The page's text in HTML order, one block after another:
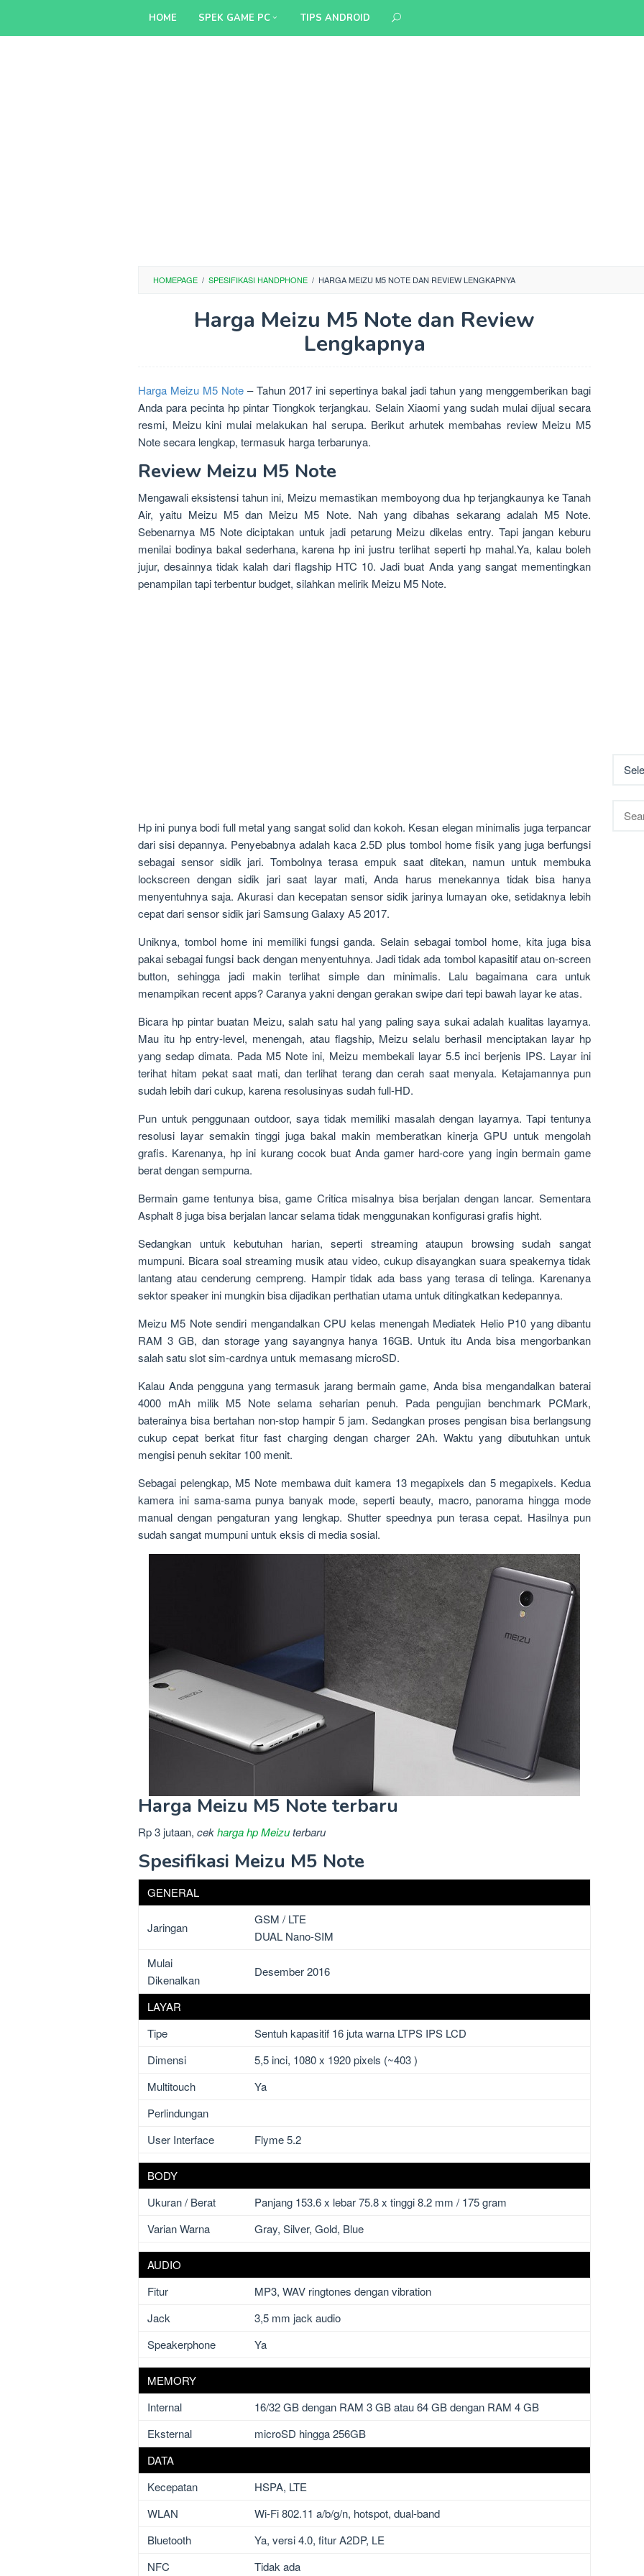
HOME SPEK GAME PC TIPS ANDROID
HOMEPAGE / SPESIFIKASI HANDPHONE / HARGA MEIZU M5 NOTE DAN REVIEW LENGKAPNYA
Harga Meizu M5 Note dan Review
Lengkapnya
Harga Meizu M5 Note – Tahun 2017 ini sepertinya bakal jadi tahun yang menggemberikan bagi
Anda para pecinta hp pintar Tiongkok terjangkau. Selain Xiaomi yang sudah mulai dijual secara
resmi, Meizu kini mulai melakukan hal serupa. Berikut arhutek membahas review Meizu M5
Note secara lengkap, termasuk harga terbarunya.
Review Meizu M5 Note
Mengawali eksistensi tahun ini, Meizu memastikan memboyong dua hp terjangkaunya ke Tanah
Air, yaitu Meizu M5 dan Meizu M5 Note. Nah yang dibahas sekarang adalah M5 Note.
Sebenarnya M5 Note diciptakan untuk jadi petarung Meizu dikelas entry. Tapi jangan keburu
menilai bodinya bakal sederhana, karena hp ini justru terlihat seperti hp mahal.Ya, kalau boleh
jujur, desainnya tidak kalah dari flagship HTC 10. Jadi buat Anda yang sangat mementingkan
penampilan tapi terbentur budget, silahkan melirik Meizu M5 Note.
Hp ini punya bodi full metal yang sangat solid dan kokoh. Kesan elegan minimalis juga terpancar
dari sisi depannya. Penyebabnya adalah kaca 2.5D plus tombol home fisik yang juga berfungsi
sebagai sensor sidik jari. Tombolnya terasa empuk saat ditekan, namun untuk membuka
lockscreen dengan sidik jari saat layar mati, Anda harus menekannya tidak bisa hanya
menyentuhnya saja. Akurasi dan kecepatan sensor sidik jarinya lumayan oke, setidaknya lebih
cepat dari sensor sidik jari Samsung Galaxy A5 2017.
Uniknya, tombol home ini memiliki fungsi ganda. Selain sebagai tombol home, kita juga bisa
pakai sebagai fungsi back dengan menyentuhnya. Jadi tidak ada tombol kapasitif atau on-screen
button, sehingga jadi makin terlihat simple dan minimalis. Lalu bagaimana cara untuk
menampikan recent apps? Caranya yakni dengan gerakan swipe dari tepi bawah layar ke atas.
Bicara hp pintar buatan Meizu, salah satu hal yang paling saya sukai adalah kualitas layarnya.
Mau itu hp entry-level, menengah, atau flagship, Meizu selalu berhasil menciptakan layar hp
yang sedap dimata. Pada M5 Note ini, Meizu membekali layar 5.5 inci berjenis IPS. Layar ini
terihat hitam pekat saat mati, dan terlihat terang dan cerah saat menyala. Ketajamannya pun
sudah lebih dari cukup, karena resolusinyas sudah full-HD.
Pun untuk penggunaan outdoor, saya tidak memiliki masalah dengan layarnya. Tapi tentunya
resolusi layar semakin tinggi juga bakal makin memberatkan kinerja GPU untuk mengolah
grafis. Karenanya, hp ini kurang cocok buat Anda gamer hard-core yang ingin bermain game
berat dengan sempurna.
Bermain game tentunya bisa, game Critica misalnya bisa berjalan dengan lancar. Sementara
Asphalt 8 juga bisa berjalan lancar selama tidak menggunakan konfigurasi grafis hight.
Sedangkan untuk kebutuhan harian, seperti streaming ataupun browsing sudah sangat
mumpuni. Bicara soal streaming musik atau video, cukup disayangkan suara speakernya tidak
lantang atau cenderung cempreng. Hampir tidak ada bass yang terasa di telinga. Karenanya
sektor speaker ini mungkin bisa dijadikan perthatian utama untuk ditingkatkan kedepannya.
Meizu M5 Note sendiri mengandalkan CPU kelas menengah Mediatek Helio P10 yang dibantu
RAM 3 GB, dan storage yang sayangnya hanya 16GB. Untuk itu Anda bisa mengorbankan
salah satu slot sim-cardnya untuk memasang microSD.
Kalau Anda pengguna yang termasuk jarang bermain game, Anda bisa mengandalkan baterai
4000 mAh milik M5 Note selama seharian penuh. Pada pengujian benchmark PCMark,
baterainya bisa bertahan non-stop hampir 5 jam. Sedangkan proses pengisan bisa berlangsung
cukup cepat berkat fitur fast charging dengan charger 2Ah. Waktu yang dibutuhkan untuk
mengisi penuh sekitar 100 menit.
Sebagai pelengkap, M5 Note membawa duit kamera 13 megapixels dan 5 megapixels. Kedua
kamera ini sama-sama punya banyak mode, seperti beauty, macro, panorama hingga mode
manual dengan pengaturan yang lengkap. Shutter speednya pun terasa cepat. Hasilnya pun
sudah sangat mumpuni untuk eksis di media sosial.
Harga Meizu M5 Note terbaru
Rp 3 jutaan, cekharga hp Meizuterbaru
Spesifikasi Meizu M5 Note
GENERAL
Jaringan
GSM / LTE
DUAL Nano-SIM
Mulai
Dikenalkan
Desember 2016
LAYAR
Tipe
Sentuh kapasitif 16 juta warna LTPS IPS LCD
Dimensi
5,5 inci, 1080 x 1920 pixels (~403 )
Multitouch
Ya
Perlindungan
User Interface
Flyme 5.2
BODY
Ukuran / Berat
Panjang 153.6 x lebar 75.8 x tinggi 8.2 mm / 175 gram
Varian Warna
Gray, Silver, Gold, Blue
AUDIO
Fitur
MP3, WAV ringtones dengan vibration
Jack
3,5 mm jack audio
Speakerphone
Ya
MEMORY
Internal
16/32 GB dengan RAM 3 GB atau 64 GB dengan RAM 4 GB
Eksternal
microSD hingga 256GB
DATA
Kecepatan
HSPA, LTE
WLAN
Wi-Fi 802.11 a/b/g/n, hotspot, dual-band
Bluetooth
Ya, versi 4.0, fitur A2DP, LE
NFC
Tidak ada
for: